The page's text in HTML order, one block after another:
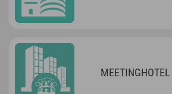
MEETINGHOTEL